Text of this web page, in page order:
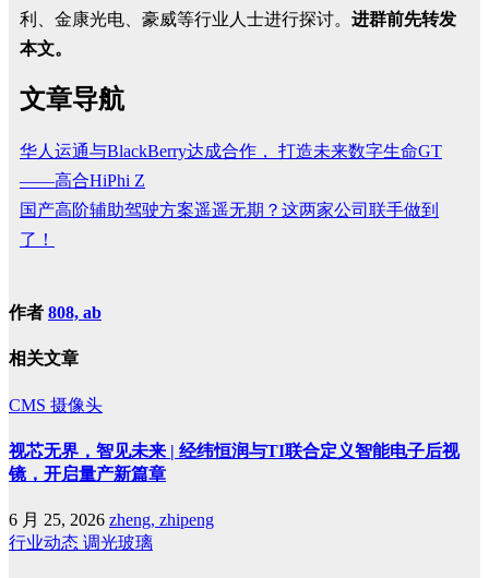
利、金康光电、豪威等行业人士进行探讨。 进群前先转发
本文。
文章导航
华人运通与BlackBerry达成合作， 打造未来数字生命GT
——高合HiPhi Z
国产高阶辅助驾驶方案遥遥无期？这两家公司联手做到
了！
作者 808, ab
相关文章
CMS 摄像头
视芯无界，智见未来 | 经纬恒润与TI联合定义智能电子后视
镜，开启量产新篇章
6 月 25, 2026 zheng, zhipeng
行业动态 调光玻璃